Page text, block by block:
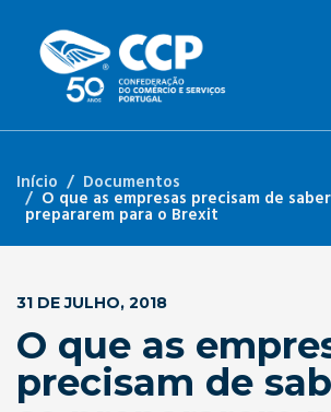
Início Documentos
O que as empresas precisam de
prepararem para o Brexit
31 DE JULHO, 2018
O que as
precisam de